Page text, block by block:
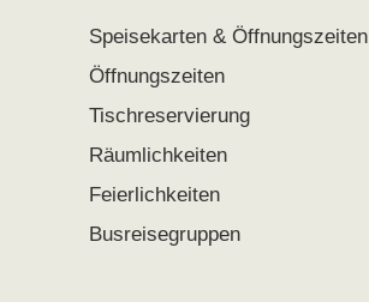
Speisekarten & Öffnungszeiten
Öffnungszeiten
Tischreservierung
Räumlichkeiten
Feierlichkeiten
Busreisegruppen